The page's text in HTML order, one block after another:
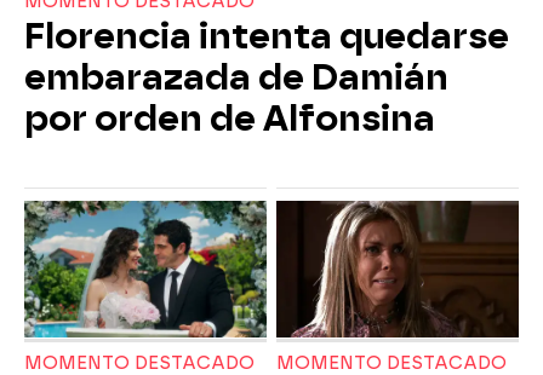
Florencia intenta quedarse
embarazada de Damián
por orden de Alfonsina
MOMENTO DESTACADO MOMENTO DESTACADO